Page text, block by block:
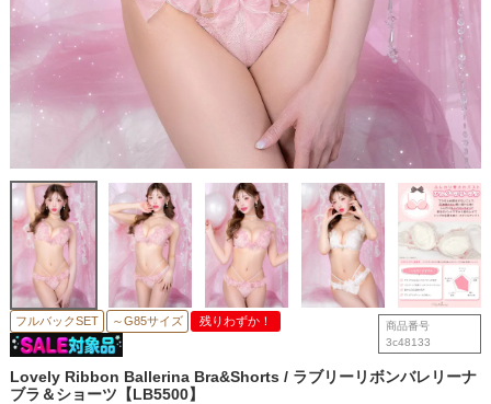
フルバックSET ～G85サイズ 残りわずか！
商品番号
3c48133
Lovely Ribbon Ballerina Bra&Shorts / ラブリーリボンバレリーナ
ブラ＆ショーツ【LB5500】